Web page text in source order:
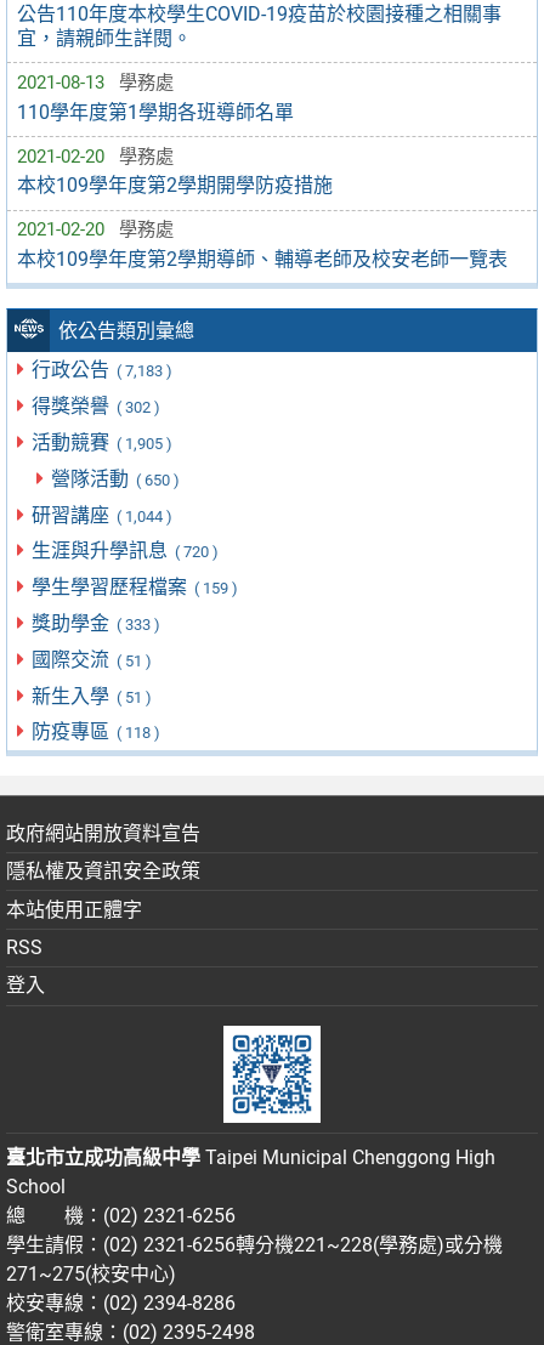
公告110年度本校學生COVID-19疫苗於校園接種之相關事
宜，請親師生詳閱。
2021-08-13 學務處
110學年度第1學期各班導師名單
2021-02-20 學務處
本校109學年度第2學期開學防疫措施
2021-02-20 學務處
本校109學年度第2學期導師、輔導老師及校安老師一覽表
依公告類別彙總
行政公告 ( 7,183 )
得獎榮譽 ( 302 )
活動競賽 ( 1,905 )
營隊活動 ( 650 )
研習講座 ( 1,044 )
生涯與升學訊息 ( 720 )
學生學習歷程檔案 ( 159 )
獎助學金 ( 333 )
國際交流 ( 51 )
新生入學 ( 51 )
防疫專區 ( 118 )
政府網站開放資料宣告
隱私權及資訊安全政策
本站使用正體字
RSS
登入
臺北市立成功高級中學 Taipei Municipal Chenggong High
School
總 機：(02) 2321-6256
學生請假：(02) 2321-6256轉分機221~228(學務處)或分機
271~275(校安中心)
校安專線：(02) 2394-8286
警衛室專線：(02) 2395-2498